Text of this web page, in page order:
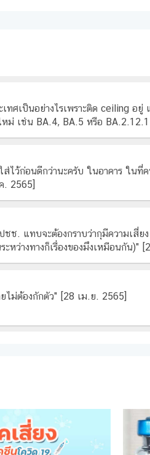
ทศเป็นอย่างไรเพราะติด ceiling อ
หม่ เช่น BA.4, BA.5 หรือ
ว้ก่อนดีกว่านะครับ ในอาคาร ในที่
. 2565]
แทบจะต้องกราบว่ากุมีความเสี่ยง
หว่างทางก็เรื่องของมึงเหมือนกัน)"
ไม่ต้องกักตัว" [28 เม.ย. 2565]